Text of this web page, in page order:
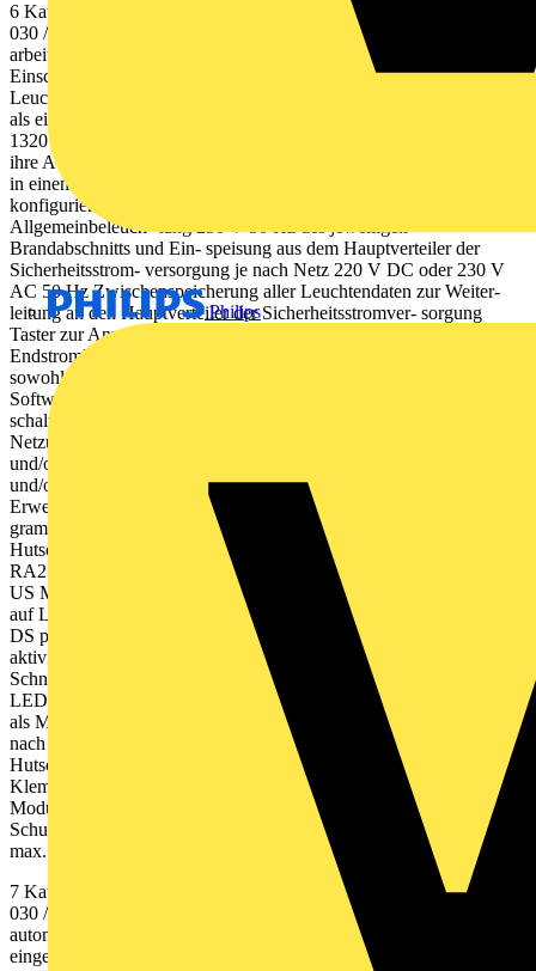
Philips
6 Kaufel ›› www.kaufel.de ››
kaufel.germany@tnb.com
030 / 70 17 33 - 300 Modul Sentara US standardisiertes, autark
arbeitendes Unterstationsmodul 2 Endstromkreise mit
Einschaltstrombegrenzung, zur Ver sorgung von jeweils bis zu 20
Leuchten, jeweils mit max. 750 W / 750 VA belastbar ›› alternativ
als ein Endstromkreis mit Einschaltstrom- begrenzung, für max.
1320 W / 1320 VA jede angeschlossene Leuchte wird einzeln über
ihre Adresse angesprochen, ein Mischbetrieb aller Schaltungs- arten
in einem Endstromkreis ist für jede Leuchte einzeln oder in Gruppen
konfigurierbar Einspeisung aus Unterverteilung der
Allgemeinbeleuch- tung 230 V 50 Hz des jeweiligen
Brandabschnitts und Ein- speisung aus dem Hauptverteiler der
Sicherheitsstrom- versorgung je nach Netz 220 V DC oder 230 V
AC 50 Hz Zwischenspeicherung aller Leuchtendaten zur Weiter-
leitung an den Hauptverteiler der Sicherheitsstromver- sorgung
Taster zur Anmeldung an Sentara CPS Absicherung der
Endstromkreise mit 8 AT / 6,3 x 32 DC-Ausgangsspannung 220 V
sowohl bei Netz- als auch bei Batteriebetrieb 4 frei über die
Software programmierbare potenzialfreie Ein gänge für: ››
schaltbare BS (Schalterabfrage der allg. Beleuchtung) und/oder ››
Netzüberwachung des Endstromkreises der Allgemein - beleuchtung
und/oder ›› Betrieb Sentara US EIN/AUS und/oder ›› DS EIN/AUS
und/oder ›› BS quittieren (für betriebsmäßig verdunkelte Räume)
Erweiterungsmodul I8 (Option) mit weiteren 8 frei pro-
grammierbaren potenzialfreien Hardwareeingängen ››
Hutschienenmontage, geeignet zum Einbau in Sentara RA1 oder
RA2 sowie als Erweiterung für Sentara US- Modul bzw. Sentara
US Modul-Einbausatz sicherheitsrelevante Schalteingänge werden
auf Leitungs- unterbrechung und Kurzschluss überwacht Schaltuhr
DS potenzialfreier Wechsler-Kontakt für Lichtsteueranlage, wird
aktiviert bei Teilnetzausfall, Netzausfall und Test- funktion
Schnittstellen zum Anschluss von Sentara mobile oder eines Laptops
LED-Anzeigen für Betrieb US EIN und Leuchtenfehler erhältlich
als Modul zum Einbau in Standard-Elektro- verteiler, Abmessungen
nach DIN 43880 „Installations- einbaugeräte“, für
Hutschienenmontage elektrische Leistungsanschlüsse über
Klemmen 2,5 mm 2 , Steuerleitungen über Klemmen 1,5 mm 2
Modulabmessungen (H x B x T) 150 (165) x 216 x 74 mm
Schutzart IP 20 Schutzklasse II Farbe RAL 5015 Verlustleistung
max. 30 W
7 Kaufel ›› www.kaufel.de ››
kaufel.germany@tnb.com
›› Telefon
030 / 70 17 33 - 300 Jede Unterstation Sentara US registriert
automatisch, ob eine einzelne an dieser US angeschlossene Leuchte
eingeschaltet ist oder nicht. Individuell für jede Leuchte läuft somit